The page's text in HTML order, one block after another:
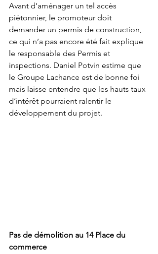
Avant d’aménager un tel accès
piétonnier, le promoteur doit
demander un permis de construction,
ce qui n’a pas encore été fait explique
le responsable des Permis et
inspections. Daniel Potvin estime que
le Groupe Lachance est de bonne foi
mais laisse entendre que les hauts taux
d’intérêt pourraient ralentir le
développement du projet.
Pas de démolition au 14 Place du
commerce